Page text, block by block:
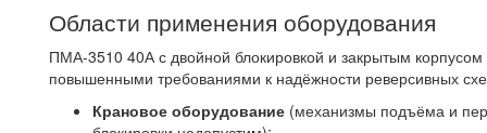
Области применения оборудования
ПМА-3510 40А с двойной блокировкой и закрытым корпусом
повышенными требованиями к надёжности реверсивных
Крановое оборудование (механизмы подъёма и